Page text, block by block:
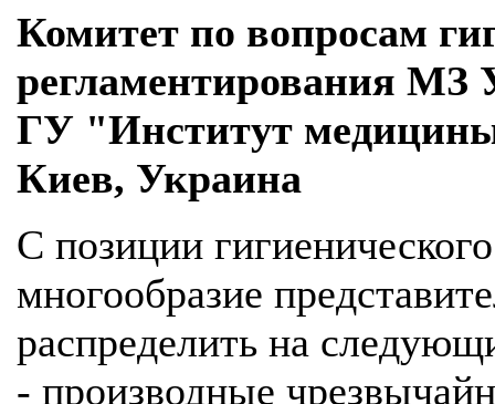
Комитет по вопросам
регламентирования
ГУ "Институт
Киев, Украина
С позиции
многообразие
распределить на
- производные